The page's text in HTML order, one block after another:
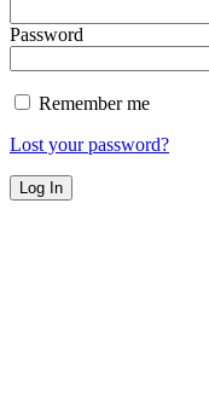
Password
Remember me
Lost your password?